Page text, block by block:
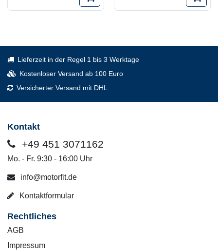
Lieferzeit in der Regel 1 bis 3 Werktage
Kostenloser Versand ab 100 Euro
Versicherter Versand mit DHL
Kontakt
+49 451 3071162
Mo. - Fr. 9:30 - 16:00 Uhr
info@motorfit.de
Kontaktformular
Rechtliches
AGB
Impressum